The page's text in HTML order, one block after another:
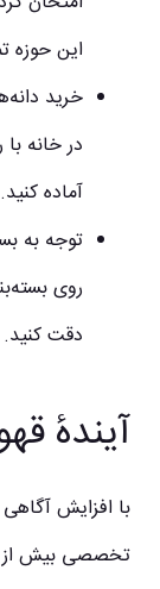
این حوزه
خرید
در خانه
آماده کنید.
توجه به
روی
دقت کنید.
آیندهٔ
با افزایش
تخصصی بیش از